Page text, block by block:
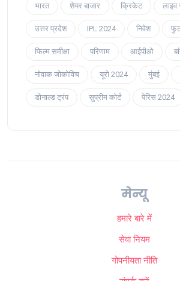
भारत शेयर बाजार क्रिकेट लाइव
उत्तर प्रदेश IPL 2024 निवेश
फिल्म समीक्षा परिणाम आईपीओ
नोवाक जोकोविच यूरो 2024 मुंबई
डोनाल्ड ट्रंप सुप्रीम कोर्ट पेरिस 2024
मेन्यू
हमारे बारे में
सेवा नियम
गोपनीयता नीति